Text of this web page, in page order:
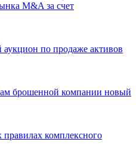
M&A за счет
по продаже активов
брошенной компании новый
комплексного